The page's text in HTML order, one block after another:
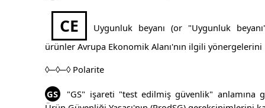
CE
Uygunluk beyanı (or "Uygunluk
ürünler Avrupa Ekonomik Alanı'nın ilgili yönergelerini
◊─◊─◊ Polarite
GS
"GS" işareti "test edilmiş güvenlik" anlamına